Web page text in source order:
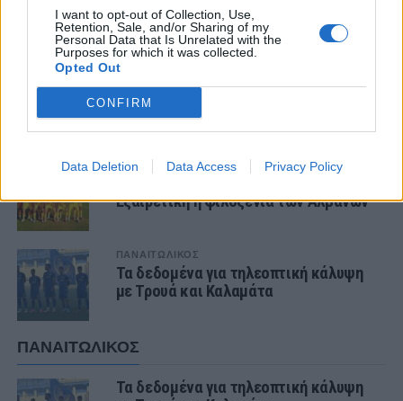
I want to opt-out of Collection, Use,
Retention, Sale, and/or Sharing of my
Personal Data that Is Unrelated with the
Purposes for which it was collected.
Opted Out
CONFIRM
Data Deletion Data Access Privacy Policy
ΤΕΛΕΥΤΑΙΑ ΝΕΑ
ΤΜΗΜΑΤΑ ΥΠΟΔΟΜΗΣ
Εξαιρετική η φιλοξενία των Αλβανών
ΠΑΝΑΙΤΩΛΙΚΟΣ
Τα δεδομένα για τηλεοπτική κάλυψη
με Τρουά και Καλαμάτα
ΠΑΝΑΙΤΩΛΙΚΟΣ
Τα δεδομένα για τηλεοπτική κάλυψη